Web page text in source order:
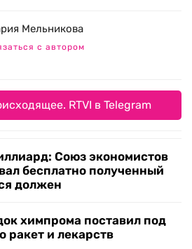
Мельникова
с автором
RTVI в Telegram
Союз экономистов
бесплатно полученный
должен
химпрома поставил под
ракет и лекарств